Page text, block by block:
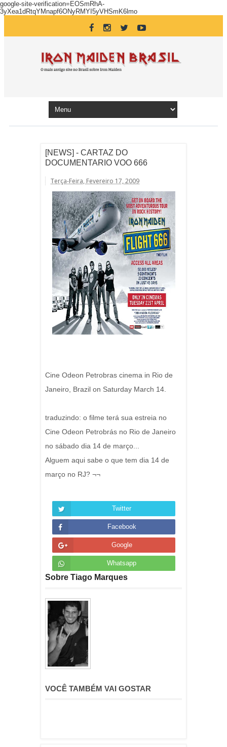
google-site-verification=EOSmRhA-
3yXea1dRtqYMnapf6ONyRMYI5yVHSmK6lmo
[NEWS] - CARTAZ DO
DOCUMENTARIO VOO 666
Terça-Feira, Fevereiro 17, 2009
Cine Odeon Petrobras cinema in Rio de
Janeiro, Brazil on Saturday March 14.
traduzindo: o filme terá sua estreia no
Cine Odeon Petrobrás no Rio de Janeiro
no sábado dia 14 de março...
Alguem aqui sabe o que tem dia 14 de
março no RJ? ¬¬
Twitter
Facebook
Google
Whatsapp
Sobre Tiago Marques
VOCÊ TAMBÉM VAI GOSTAR